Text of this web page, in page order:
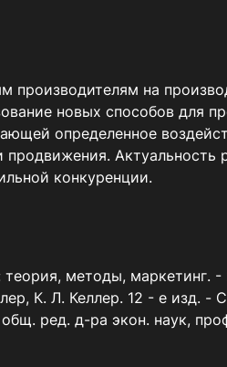
производителям на
новых способов для
определенное
Актуальность
конкуренции.